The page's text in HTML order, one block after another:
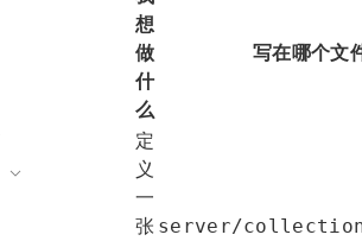
想
做
什
么
写在哪个文
定
义
一
张 server/